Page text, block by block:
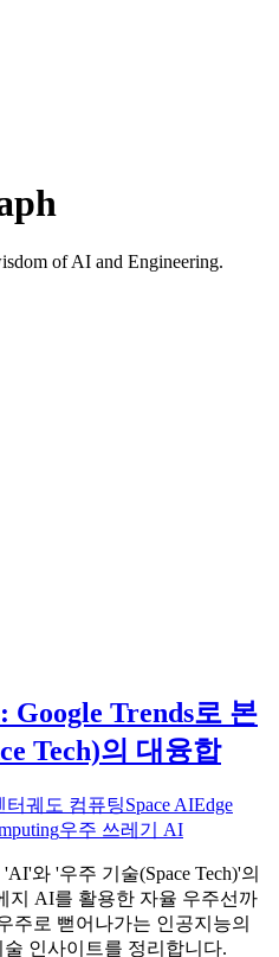
of AI and Engineering.
Google Trends로 본
Tech)의 대융합
터궤도 컴퓨팅Space AIEdge
우주 쓰레기 AI
와 '우주 기술(Space Tech)'의
지 AI를 활용한 자율 우주선까
주로 뻗어나가는 인공지능의
인사이트를 정리합니다.